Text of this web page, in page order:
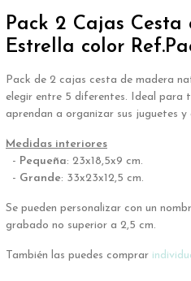
Pack 2 Cajas Cesta
Estrella color
Pack de 2 cajas cesta de madera
elegir entre 5 diferentes. Ideal para
aprendan a organizar sus juguetes y
Medidas interiores
- Pequeña: 23x18,5x9 cm.
- Grande: 33x23x12,5 cm.
Se pueden personalizar con un
grabado no superior a 2,5 cm.
También las puedes comprar